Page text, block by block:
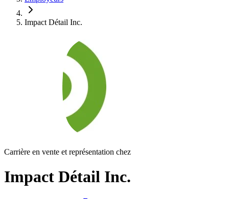
Impact Détail Inc.
Carrière en vente et représentation chez
Impact Détail Inc.